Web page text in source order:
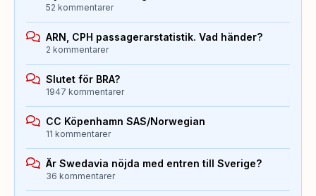
52 kommentarer
ARN, CPH passagerarstatistik. Vad händer?
2 kommentarer
Slutet för BRA?
1947 kommentarer
CC Köpenhamn SAS/Norwegian
11 kommentarer
Är Swedavia nöjda med entren till Sverige?
36 kommentarer